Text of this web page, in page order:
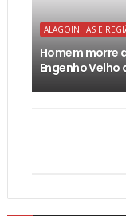
ALAGOINHAS E
Homem morre
Engenho